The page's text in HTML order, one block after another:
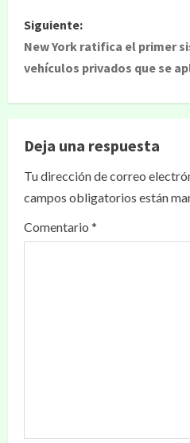
Siguiente:
New York ratifica el primer
vehículos privados que se
Deja una respuesta
Tu dirección de correo
campos obligatorios están
Comentario *